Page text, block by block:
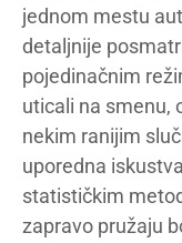
jednom mestu
detaljnije
pojedinačnim
uticali na smenu,
nekim ranijim
uporedna
statističkim
zapravo pružaju